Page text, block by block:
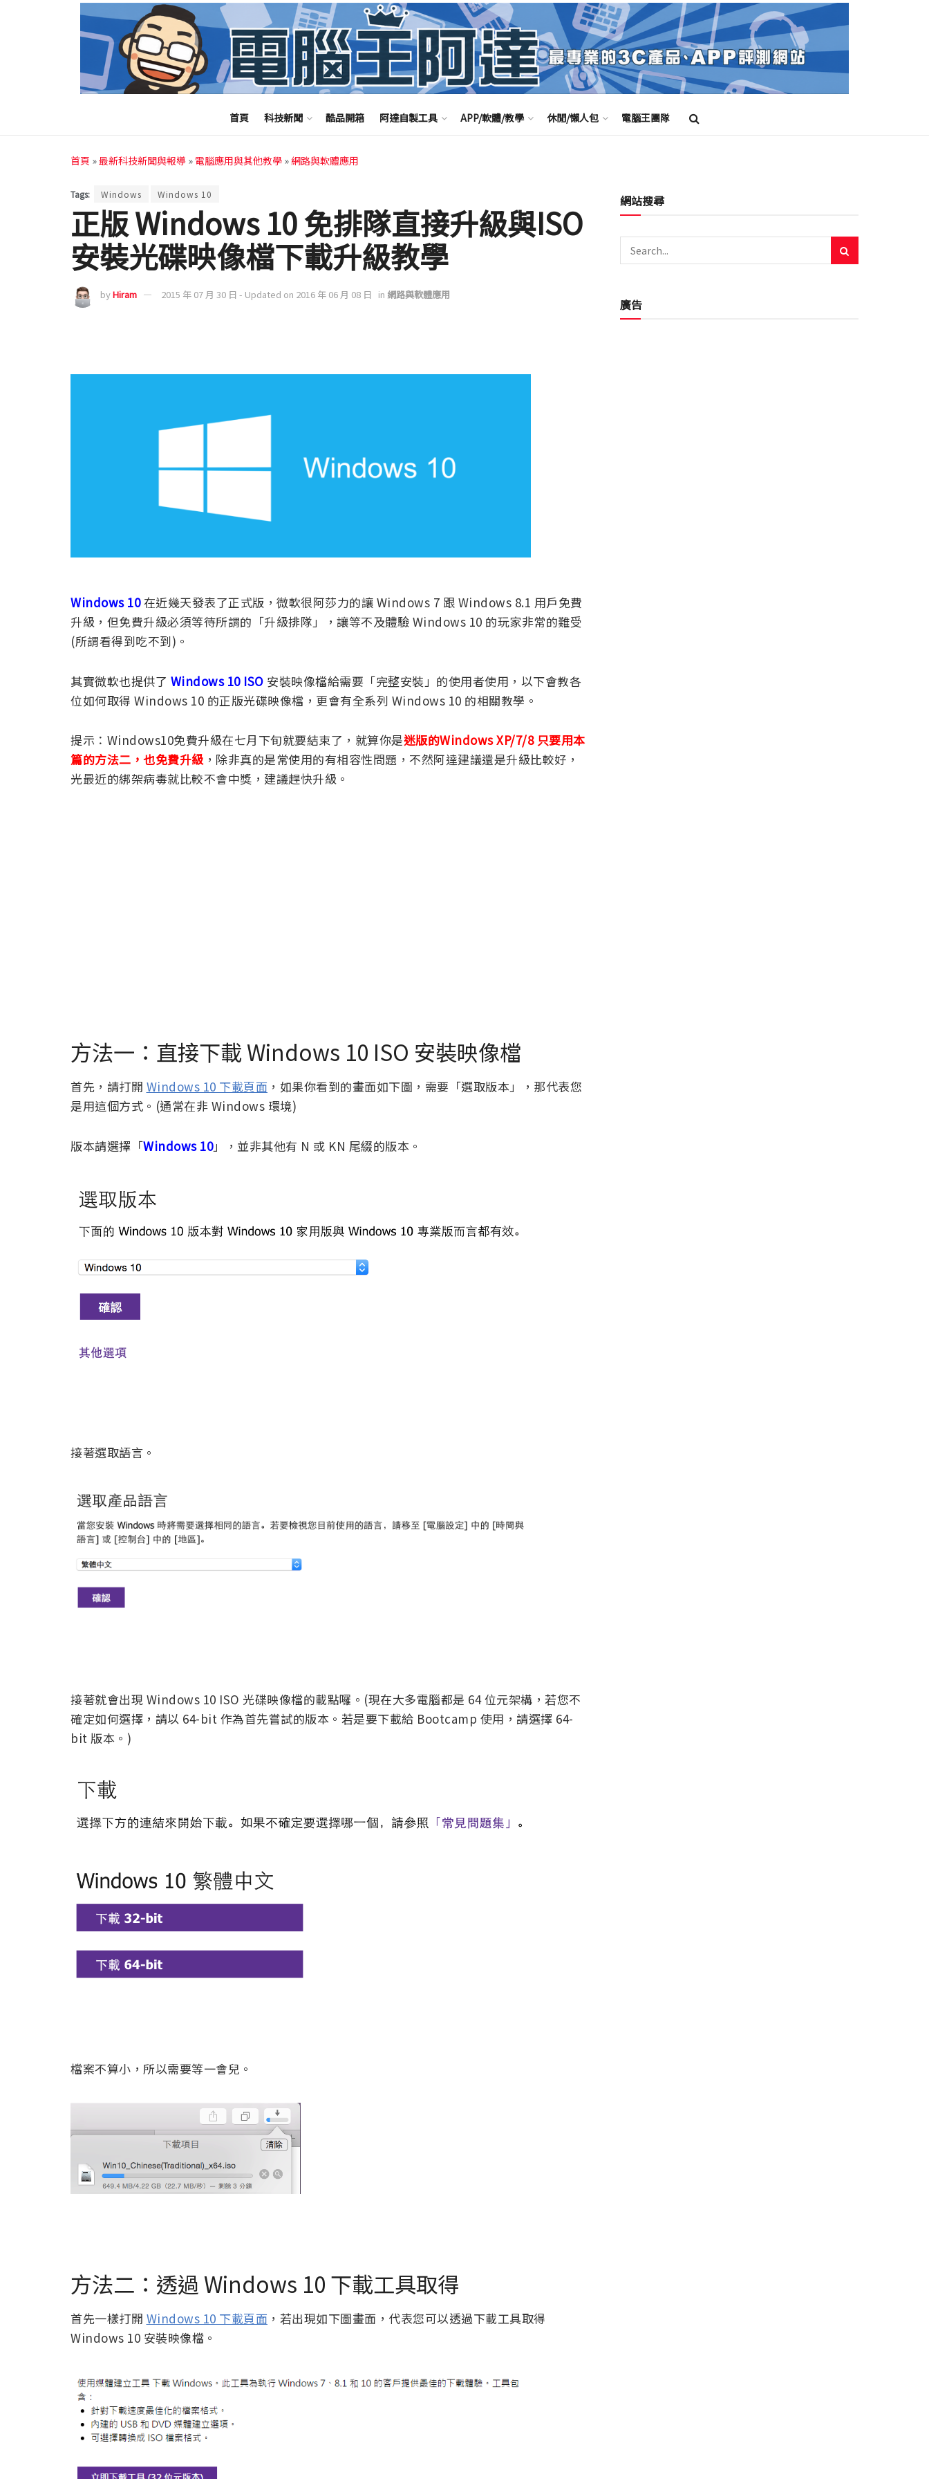
首頁 科技新聞 酷品開箱 阿達自製工具 APP/軟體/教學 休閒/懶人包 電腦王團隊
首頁 »最新科技新聞與報導 » 電腦應用與其他教學 »網路與軟體應用
Tags: Windows Windows 10
正版 Windows 10 免排隊直接升級與ISO
安裝光碟映像檔下載升級教學
byHiram 2015 年 07 月 30 日 - Updated on 2016 年 06 月 08 日 in 網路與軟體應用
Windows 10在近幾天發表了正式版，微軟很阿莎力的讓 Windows 7 跟 Windows 8.1 用戶免費
升級，但免費升級必須等待所謂的「升級排隊」，讓等不及體驗 Windows 10 的玩家非常的難受
(所謂看得到吃不到)。
其實微軟也提供了 Windows 10 ISO 安裝映像檔給需要「完整安裝」的使用者使用，以下會教各
位如何取得 Windows 10 的正版光碟映像檔，更會有全系列 Windows 10 的相關教學。
提示：Windows10免費升級在七月下旬就要結束了，就算你是迷版的Windows XP/7/8 只要用本
篇的方法二，也免費升級，除非真的是常使用的有相容性問題，不然阿達建議還是升級比較好，
光最近的綁架病毒就比較不會中獎，建議趕快升級。
方法一：直接下載 Windows 10 ISO 安裝映像檔
首先，請打開 Windows 10 下載頁面 ，如果你看到的畫面如下圖，需要「選取版本」，那代表您
是用這個方式。(通常在非 Windows 環境)
版本請選擇「Windows 10」，並非其他有 N 或 KN 尾綴的版本。
接著選取語言。
接著就會出現 Windows 10 ISO 光碟映像檔的載點囉。(現在大多電腦都是 64 位元架構，若您不
確定如何選擇，請以 64-bit 作為首先嘗試的版本。若是要下載給 Bootcamp 使用，請選擇 64-
bit 版本。)
檔案不算小，所以需要等一會兒。
方法二：透過 Windows 10 下載工具取得
首先一樣打開 Windows 10 下載頁面 ，若出現如下圖畫面，代表您可以透過下載工具取得
Windows 10 安裝映像檔。
網站搜尋
廣告